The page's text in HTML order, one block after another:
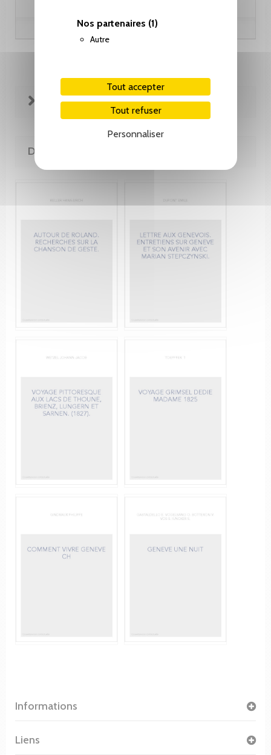
Nos partenaires (1)
Autre
Tout accepter
Tout refuser
Personnaliser
FICHE TECHNIQUE
DE LA MÊME COLLECTION
Informations
Liens